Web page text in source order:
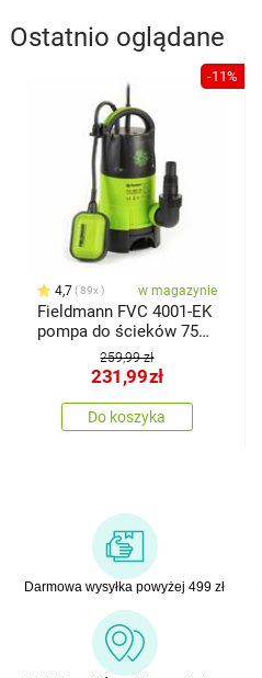
Ostatnio oglądane
-11%
4,7 89x w magazynie
Fieldmann FVC 4001-EK
pompa do ścieków 750
259,99 zł
231,99zł
Do koszyka
Darmowa wysyłka powyżej 499 zł